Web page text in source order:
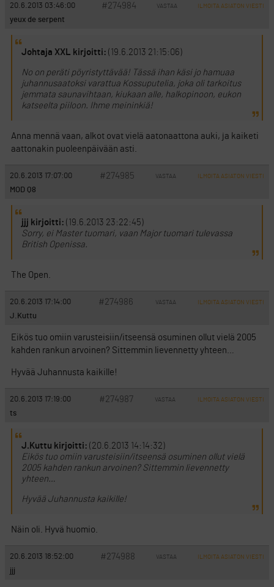
20.6.2013 03:46:00 #274984 VASTAA ILMOITA ASIATON VIESTI
yeux de serpent
Johtaja XXL kirjoitti: (19.6.2013 21:15:06)
No on peräti pöyristyttävää! Tässä ihan käsi jo hamuaa
juhannusaatoksi varattua Kossuputelia, joka oli tarkoitus
jemmata saunavihtaan, kiukaan alle, halkopinoon, eukon
katseelta piiloon. Ihme meininkiä!
Anna mennä vaan, alkot ovat vielä aatonaattona auki, ja kaiketi
aattonakin puoleenpäivään asti.
20.6.2013 17:07:00 #274985 VASTAA ILMOITA ASIATON VIESTI
MOD Q8
jjj kirjoitti: (19.6.2013 23:22:45)
Sorry, ei Master tuomari, vaan Major tuomari tulevassa
British Openissa.
The Open.
20.6.2013 17:14:00 #274986 VASTAA ILMOITA ASIATON VIESTI
J.Kuttu
Eikös tuo omiin varusteisiin/itseensä osuminen ollut vielä 2005
kahden rankun arvoinen? Sittemmin lievennetty yhteen…
Hyvää Juhannusta kaikille!
20.6.2013 17:19:00 #274987 VASTAA ILMOITA ASIATON VIESTI
ts
J.Kuttu kirjoitti: (20.6.2013 14:14:32)
Eikös tuo omiin varusteisiin/itseensä osuminen ollut vielä
2005 kahden rankun arvoinen? Sittemmin lievennetty
yhteen…
Hyvää Juhannusta kaikille!
Näin oli. Hyvä huomio.
20.6.2013 18:52:00 #274988 VASTAA ILMOITA ASIATON VIESTI
jjj